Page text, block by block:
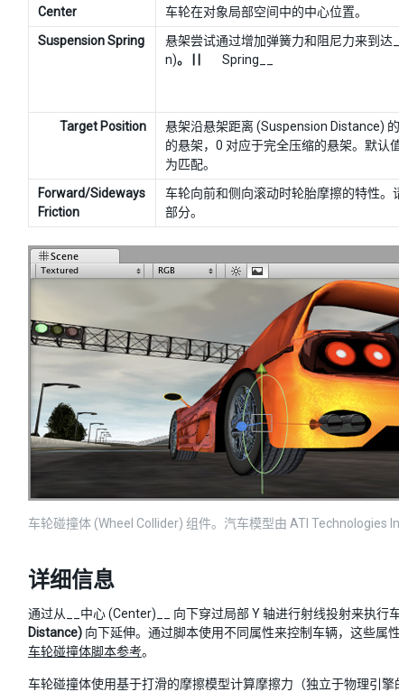
Center
车轮在对象局部空间中的中心位置。
Suspension Spring
悬架尝试通过增加弹簧力和阻尼力来到达
n)。 | | Spring__
Target Position
悬架沿悬架距离 (Suspension Distance)
的悬架，0 对应于完全压缩的悬架。默认
为匹配。
Forward/Sideways
Friction
车轮向前和侧向滚动时轮胎摩擦的特性。
部分。
车轮碰撞体 (Wheel Collider) 组件。汽车模型由 ATI Technologies
详细信息
通过从__中心 (Center)__ 向下穿过局部 Y 轴进行射线投射来执行
Distance) 向下延伸。通过脚本使用不同属性来控制车辆，这些属
车轮碰撞体脚本参考。
车轮碰撞体使用基于打滑的摩擦模型计算摩擦力（独立于物理引